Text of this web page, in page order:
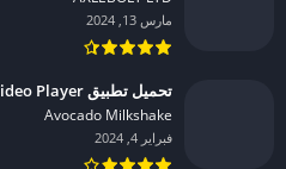
مارس 13, 2024
تحميل تطبيق Provid Video Player مهكر للاندرويد 2024
Avocado Milkshake‏
فبراير 4, 2024